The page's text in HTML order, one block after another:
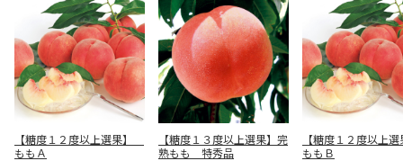
【糖度１２度以上選果】
ももＡ
【糖度１３度以上選果】完
熟もも 特秀品
【糖度１２度以上
ももＢ